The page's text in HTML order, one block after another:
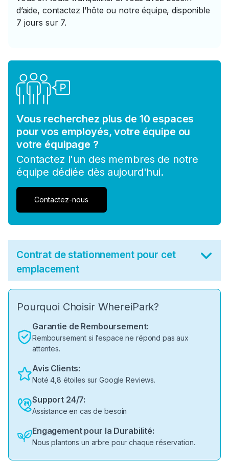
d’aide, contactez l’hôte ou notre équipe, disponible
7 jours sur 7.
Vous recherchez plus de 10 espaces
pour vos employés, votre équipe ou
votre équipage ?
Contactez l'un des membres de notre
équipe dédiée dès aujourd'hui.
Contactez-nous
Contrat de stationnement pour cet
emplacement
Pourquoi Choisir WhereiPark?
Garantie de Remboursement:
Remboursement si l’espace ne répond pas aux
attentes.
Avis Clients:
Noté 4,8 étoiles sur Google Reviews.
Support 24/7:
Assistance en cas de besoin
Engagement pour la Durabilité:
Nous plantons un arbre pour chaque réservation.